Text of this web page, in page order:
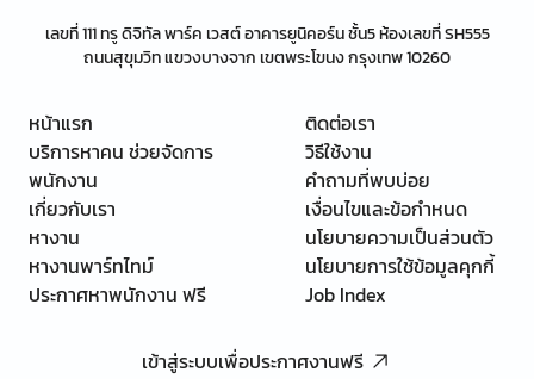
เลขที่ 111 ทรู ดิจิทัล พาร์ค เวสต์ อาคารยูนิคอร์น ชั้น5 ห้องเลขที่ SH555
ถนนสุขุมวิท แขวงบางจาก เขตพระโขนง กรุงเทพ 10260
หน้าแรก
บริการหาคน ช่วยจัดการ
พนักงาน
เกี่ยวกับเรา
หางาน
หางานพาร์ทไทม์
ประกาศหาพนักงาน ฟรี
ติดต่อเรา
วิธีใช้งาน
คำถามที่พบบ่อย
เงื่อนไขและข้อกำหนด
นโยบายความเป็นส่วนตัว
นโยบายการใช้ข้อมูลคุกกี้
Job Index
เข้าสู่ระบบเพื่อประกาศงานฟรี